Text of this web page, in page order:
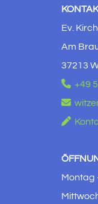
Ev.
Am
37213
 +49


Montag